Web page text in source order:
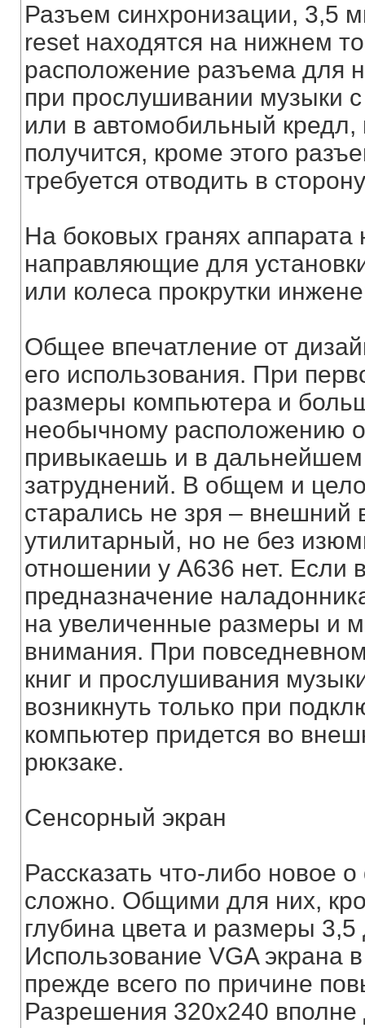
Разъем синхронизации, 3,5
reset находятся на нижнем
расположение разъема для
при прослушивании музыки
или в автомобильный
получится, кроме этого
требуется отводить в
На боковых гранях аппарата
направляющие для
или колеса прокрутки
Общее впечатление от
его использования. При
размеры компьютера и
необычному расположению
привыкаешь и в
затруднений. В общем и
старались не зря – внешний
утилитарный, но не без
отношении у А636 нет. Если
предназначение
на увеличенные размеры и
внимания. При
книг и прослушивания
возникнуть только при
компьютер придется во
рюкзаке.
Сенсорный экран
Рассказать что-либо новое
сложно. Общими для них,
глубина цвета и размеры
Использование VGA экрана
прежде всего по причине
Разрешения 320х240